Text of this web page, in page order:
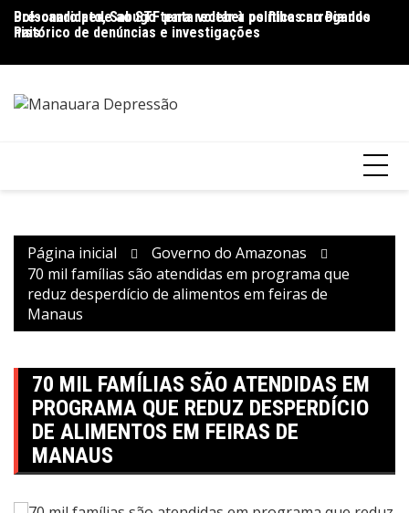
para
conteúdo
Pré-candidato, Sabugo tenta voltar à política carregando
histórico de denúncias e investigações
Bolsonaro pede ao STF para receber os filhos no Dia dos
Pais
Página inicial
Governo do Amazonas
70 mil famílias são atendidas em programa que
reduz desperdício de alimentos em feiras de
Manaus
70 MIL FAMÍLIAS SÃO ATENDIDAS EM
PROGRAMA QUE REDUZ DESPERDÍCIO
DE ALIMENTOS EM FEIRAS DE
MANAUS